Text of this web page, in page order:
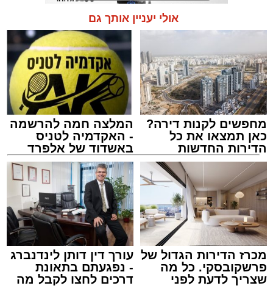
לטפל באירוע ולתחקר את המעורבים.
מעוניינים להגיב? לדווח ? צרו איתנו קשר במייל -
ASHDODS@ISNET.CO.IL
תגים:אשדוד, ידידים
אמש (חמישי) בסביבות השעה 21:49, התקבלה
קריאת חירום במוקד ארגון "ידידים" אודות תינוק
שננעל בשגגה ברכב לעיני אמו הדואגת, ברחוב
כ"ט בנובמבר באשקלון.
מישאל שי לוי, מוקדן ידידים שקיבל את השיחה,
הזניק מיד כוחות לסיוע. דניאל ברכה, מתנדב
יחידת האופנועים, יחד עם מאיר אבוקרט, מתנדב
אולי יעניין אותך גם
מחפשים לקנות דירה?
כאן תמצאו את כל
הדירות החדשות
למכירה באשדוד >>>
המלצה חמה להרשמה
- האקדמיה לטניס
באשדוד של אלפרד
קריאולנסקי - לילדים
מכרז הדירות הגדול של
פרשקובסקי. כל מה
שצריך לדעת לפני
עורך דין דותן לינדנברג
- נפגעתם בתאונת
דרכים לחצו לקבל מה